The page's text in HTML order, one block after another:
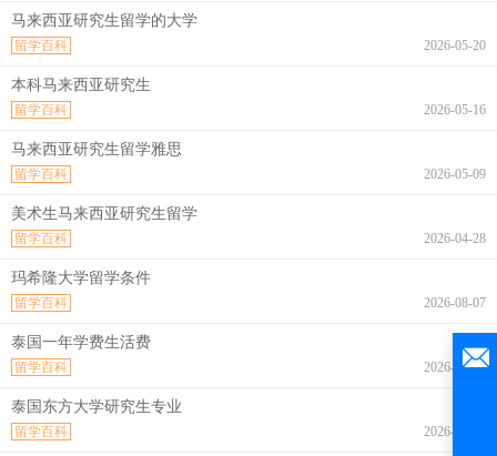
马来西亚研究生留学的大学
2026-05-20
留学百科
本科马来西亚研究生
2026-05-16
留学百科
马来西亚研究生留学雅思
2026-05-09
留学百科
美术生马来西亚研究生留学
2026-04-28
留学百科
玛希隆大学留学条件
2026-08-07
留学百科
泰国一年学费生活费
2026-08-07
留学百科
泰国东方大学研究生专业
2026-08-07
留学百科